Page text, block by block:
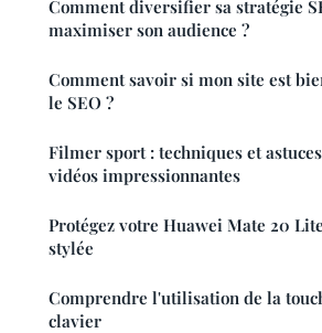
Comment diversifier sa stratégie
maximiser son audience ?
Comment savoir si mon site est
le SEO ?
Filmer sport : techniques et
vidéos impressionnantes
Protégez votre Huawei Mate 20
stylée
Comprendre l'utilisation de la
clavier